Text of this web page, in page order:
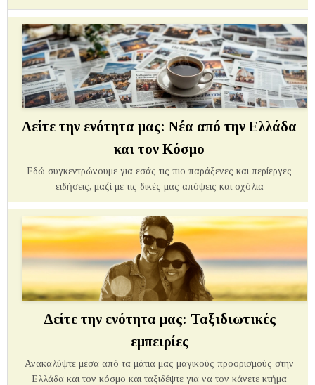
Δείτε την ενότητα μας: Νέα από την Ελλάδα
και τον Κόσμο
Εδώ συγκεντρώνουμε για εσάς τις πιο παράξενες και περίεργες
ειδήσεις, μαζί με τις δικές μας απόψεις και σχόλια
Δείτε την ενότητα μας: Ταξιδιωτικές
εμπειρίες
Ανακαλύψτε μέσα από τα μάτια μας μαγικούς προορισμούς στην
Ελλάδα και τον κόσμο και ταξιδέψτε για να τον κάνετε κτήμα